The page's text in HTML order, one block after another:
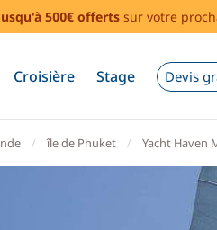
500€ offerts sur votre
Croisière Stage Devis
île de Phuket Yacht Haven